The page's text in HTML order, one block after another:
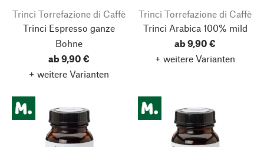
Trinci Torrefazione di Caffè
Trinci Espresso ganze
Bohne
ab 9,90 €
+ weitere Varianten
Trinci Torrefazione di Caffè
Trinci Arabica 100% mild
ab 9,90 €
+ weitere Varianten